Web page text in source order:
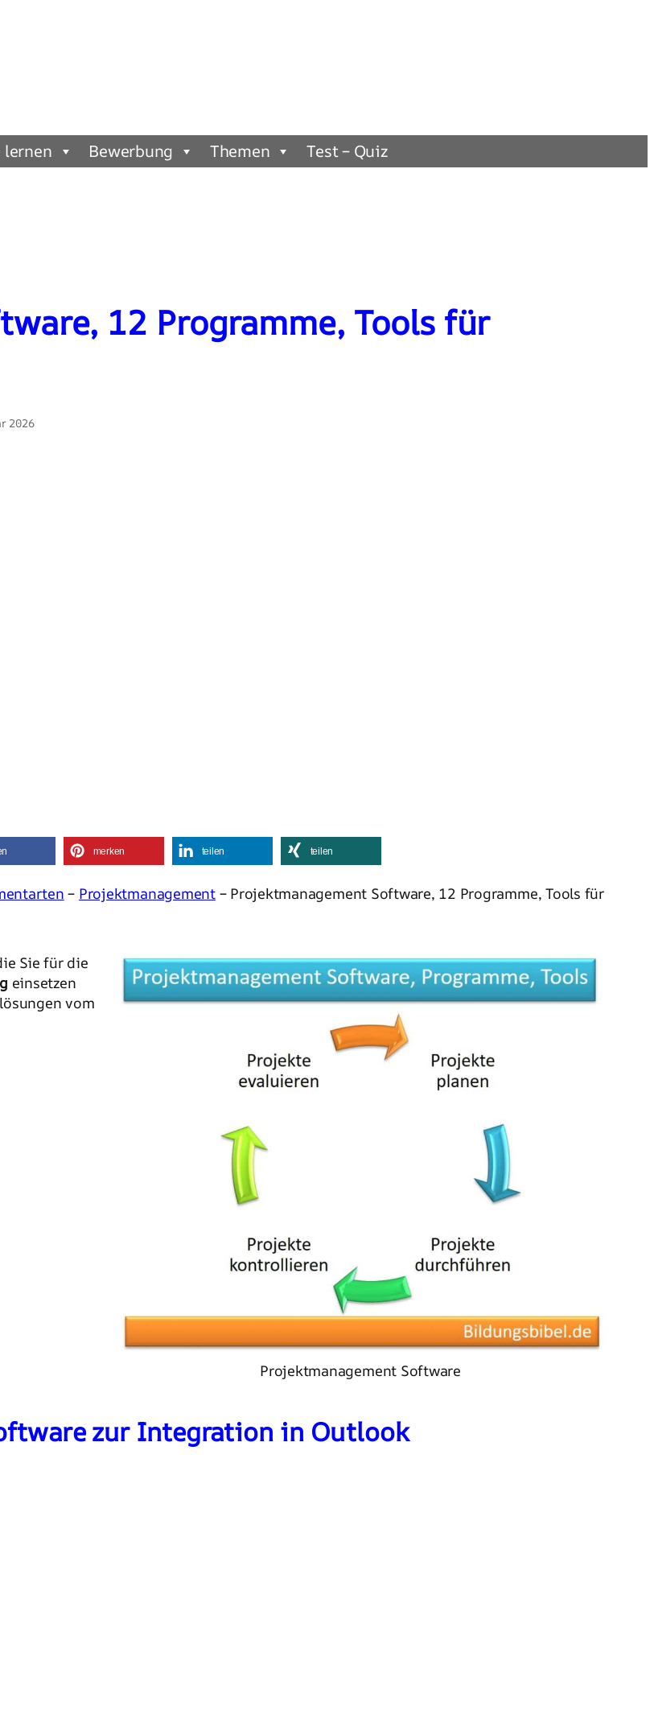
lernen Bewerbung Themen Test – Quiz
12 Programme, Tools für
2026
merken teilen teilen
– Projektmanagement– Projektmanagement Software, 12 Programme, Tools für
Sie für die
einsetzen
vom
Projektmanagement Software
zur Integration in Outlook